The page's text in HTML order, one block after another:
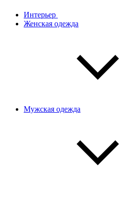
Интерьер
Женская одежда
Мужская одежда